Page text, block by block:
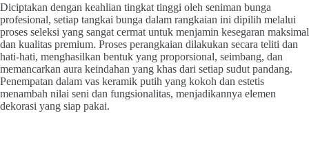
Diciptakan dengan keahlian tingkat tinggi oleh seniman bunga
profesional, setiap tangkai bunga dalam rangkaian ini dipilih melalui
proses seleksi yang sangat cermat untuk menjamin kesegaran maksimal
dan kualitas premium. Proses perangkaian dilakukan secara teliti dan
hati-hati, menghasilkan bentuk yang proporsional, seimbang, dan
memancarkan aura keindahan yang khas dari setiap sudut pandang.
Penempatan dalam vas keramik putih yang kokoh dan estetis
menambah nilai seni dan fungsionalitas, menjadikannya elemen
dekorasi yang siap pakai.